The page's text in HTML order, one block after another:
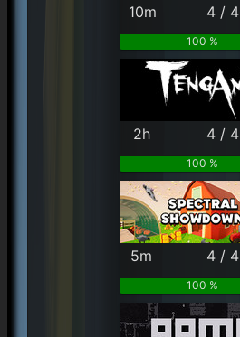
10m 4 / 4
100 %
2h 4 / 4
100 %
5m 4 / 4
100 %